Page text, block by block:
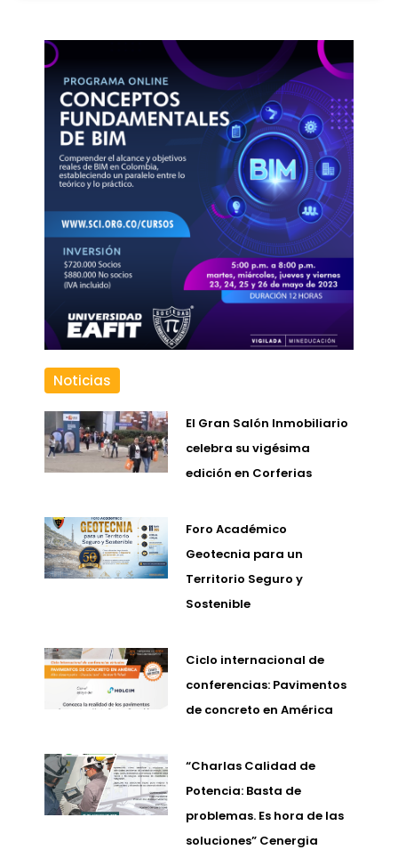
Noticias
El Gran Salón Inmobiliario
celebra su vigésima
edición en Corferias
Foro Académico
Geotecnia para un
Territorio Seguro y
Sostenible
Ciclo internacional de
conferencias: Pavimentos
de concreto en América
“Charlas Calidad de
Potencia: Basta de
problemas. Es hora de las
soluciones” Cenergia